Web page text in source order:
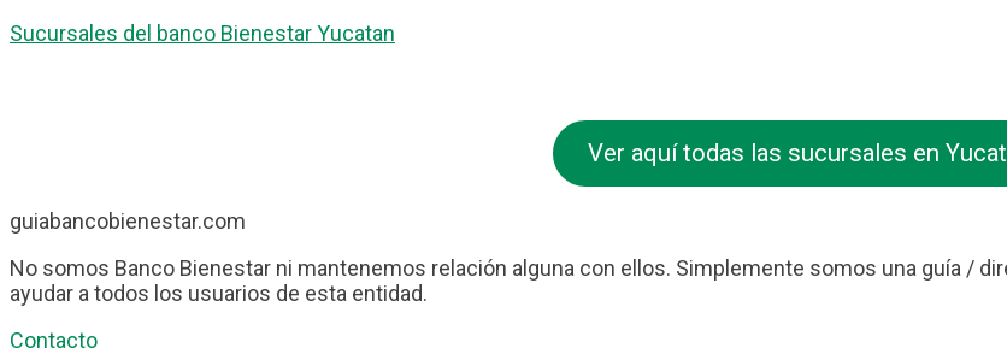
Sucursales del banco Bienestar Yucatan
Ver aquí todas las sucursales en
guiabancobienestar.com
No somos Banco Bienestar ni mantenemos relación alguna con ellos. Simplemente somos una guía /
ayudar a todos los usuarios de esta entidad.
Contacto